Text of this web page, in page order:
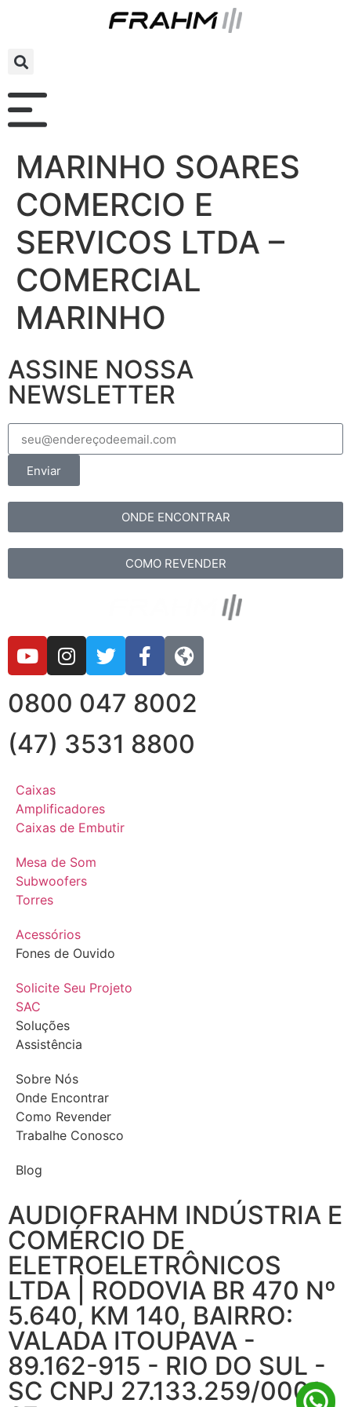
MARINHO SOARES
COMERCIO E
SERVICOS LTDA –
COMERCIAL
MARINHO
ASSINE NOSSA
NEWSLETTER
Enviar
ONDE ENCONTRAR
COMO REVENDER
0800 047 8002
(47) 3531 8800
Caixas
Amplificadores
Caixas de Embutir
Mesa de Som
Subwoofers
Torres
Acessórios
Fones de Ouvido
Solicite Seu Projeto
SAC
Soluções
Assistência
Sobre Nós
Onde Encontrar
Como Revender
Trabalhe Conosco
Blog
AUDIOFRAHM INDÚSTRIA E
COMÉRCIO DE
ELETROELETRÔNICOS
LTDA | RODOVIA BR 470 Nº
5.640, KM 140, BAIRRO:
VALADA ITOUPAVA -
89.162-915 - RIO DO SUL -
SC CNPJ 27.133.259/0001-